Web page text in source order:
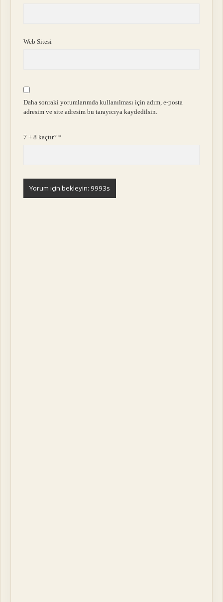
Web Sitesi
Daha sonraki yorumlarımda kullanılması için adım, e-posta
adresim ve site adresim bu tarayıcıya kaydedilsin.
7 + 8 kaçtır?*